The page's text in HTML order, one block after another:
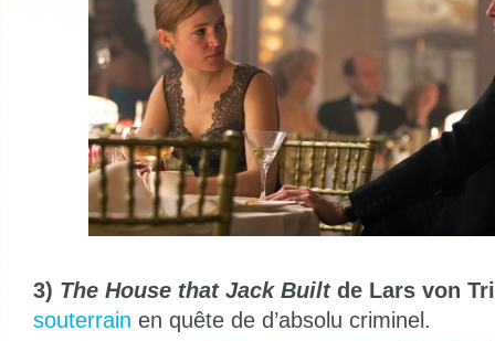
3) The House that Jack Builtde Lars von
souterrain en quête de d’absolu criminel.